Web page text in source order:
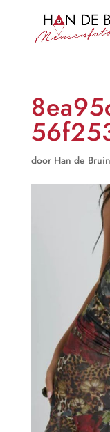
door Han de Bruin